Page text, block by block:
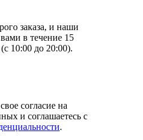
заказа, и наши
в течение 15
10:00 до 20:00).
согласие на
и соглашаетесь с
.